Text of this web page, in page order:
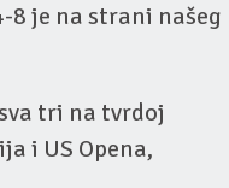
8 je na strani našeg
tri na tvrdoj
i US Opena,